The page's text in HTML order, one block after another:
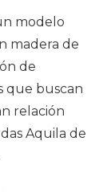
modelo
madera de
de
que buscan
relación
Aquila de